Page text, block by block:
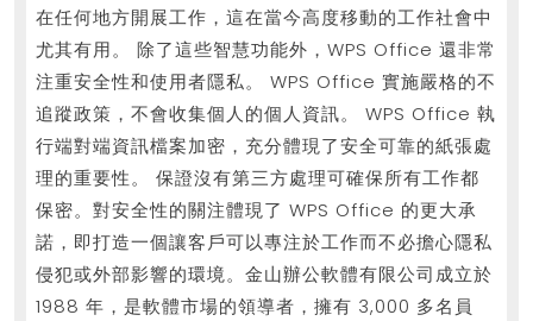
在任何地方開展工作，這在當今高度移動的工作社會中
尤其有用。 除了這些智慧功能外，WPS Office 還非常
注重安全性和使用者隱私。 WPS Office 實施嚴格的不
追蹤政策，不會收集個人的個人資訊。 WPS Office 執
行端對端資訊檔案加密，充分體現了安全可靠的紙張處
理的重要性。 保證沒有第三方處理可確保所有工作都
保密。對安全性的關注體現了 WPS Office 的更大承
諾，即打造一個讓客戶可以專注於工作而不必擔心隱私
侵犯或外部影響的環境。金山辦公軟體有限公司成立於
1988 年，是軟體市場的領導者，擁有 3,000 多名員